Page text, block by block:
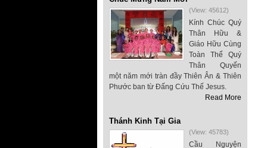
(View: 45612)
Kính Chúc Quý
Thân Hữu &
Giáo Hữu Cùng
Toàn Thể Quý
Thân Quyến
một năm mới tràn đầy Thiên Ân & Thiên
Phước ban từ Đấng Cứu Thế Jesus.
Read More
Thánh Kinh Tại Gia
(View: 45783)
Cầu Nguyện